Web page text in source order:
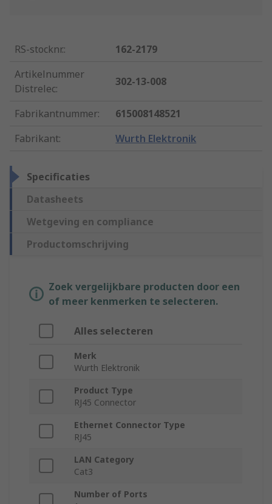
RS-stocknr.:
162-2179
Artikelnummer
Distrelec:
302-13-008
Fabrikantnummer:
615008148521
Fabrikant: Wurth Elektronik
Specificaties
Datasheets
Wetgeving en compliance
Productomschrijving
Zoek vergelijkbare producten door een
of meer kenmerken te selecteren.
Alles selecteren
Merk
Wurth Elektronik
Product Type
RJ45 Connector
Ethernet Connector Type
RJ45
LAN Category
Cat3
Number of Ports